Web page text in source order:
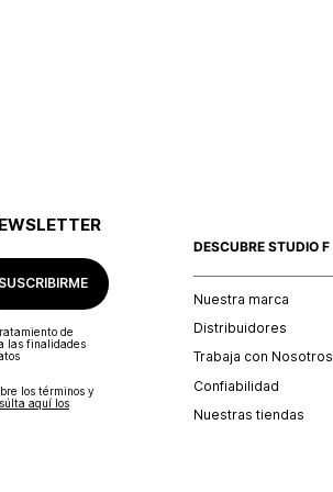
SUSCRIBIRME
de
las finalidades
los términos y
aquí los
DESCUBRE STUDIO F
Nuestra marca
Distribuidores
Trabaja con Nosotros
Confiabilidad
Nuestras tiendas